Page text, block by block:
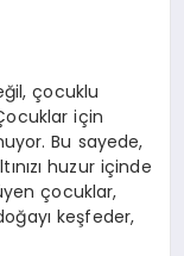
çocuklu
için
Bu sayede,
huzur içinde
çocuklar,
keşfeder,